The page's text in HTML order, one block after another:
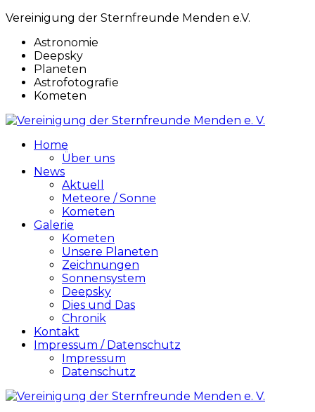
Vereinigung der Sternfreunde Menden e.V.
Astronomie
Deepsky
Planeten
Astrofotografie
Kometen
Home
Über uns
News
Aktuell
Meteore / Sonne
Kometen
Galerie
Kometen
Unsere Planeten
Zeichnungen
Sonnensystem
Deepsky
Dies und Das
Chronik
Kontakt
Impressum / Datenschutz
Impressum
Datenschutz